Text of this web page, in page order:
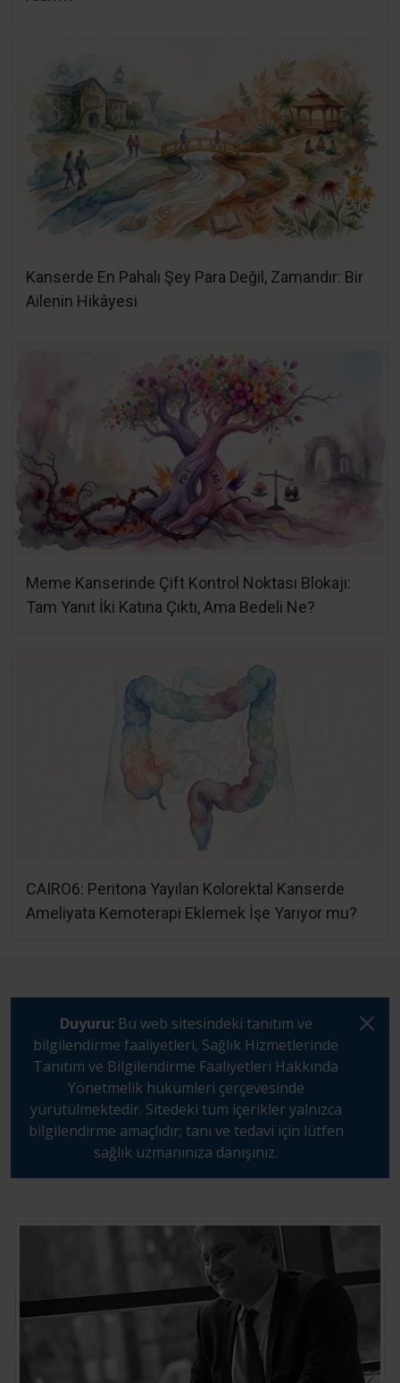
Kanserde En Pahalı Şey Para Değil, Zamandır: Bir
Ailenin Hikâyesi
Meme Kanserinde Çift Kontrol Noktası Blokajı:
Tam Yanıt İki Katına Çıktı, Ama Bedeli Ne?
CAIRO6: Peritona Yayılan Kolorektal Kanserde
Ameliyata Kemoterapi Eklemek İşe Yarıyor mu?
Duyuru: Bu web sitesindeki tanıtım ve
bilgilendirme faaliyetleri, Sağlık Hizmetlerinde
Tanıtım ve Bilgilendirme Faaliyetleri Hakkında
Yönetmelik hükümleri çerçevesinde
yürütülmektedir. Sitedeki tüm içerikler yalnızca
bilgilendirme amaçlıdır; tanı ve tedavi için lütfen
sağlık uzmanınıza danışınız.